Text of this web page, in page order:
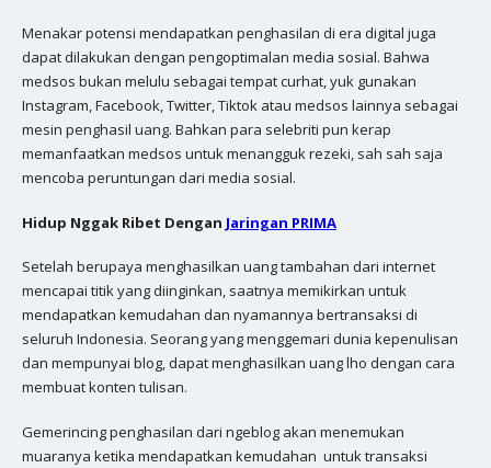
Menakar potensi mendapatkan penghasilan di era digital juga
dapat dilakukan dengan pengoptimalan media sosial. Bahwa
medsos bukan melulu sebagai tempat curhat, yuk gunakan
Instagram, Facebook, Twitter, Tiktok atau medsos lainnya sebagai
mesin penghasil uang. Bahkan para selebriti pun kerap
memanfaatkan medsos untuk menangguk rezeki, sah sah saja
mencoba peruntungan dari media sosial.
Hidup Nggak Ribet Dengan Jaringan PRIMA
Setelah berupaya menghasilkan uang tambahan dari internet
mencapai titik yang diinginkan, saatnya memikirkan untuk
mendapatkan kemudahan dan nyamannya bertransaksi di
seluruh Indonesia. Seorang yang menggemari dunia kepenulisan
dan mempunyai blog, dapat menghasilkan uang lho dengan cara
membuat konten tulisan.
Gemerincing penghasilan dari ngeblog akan menemukan
muaranya ketika mendapatkan kemudahan untuk transaksi